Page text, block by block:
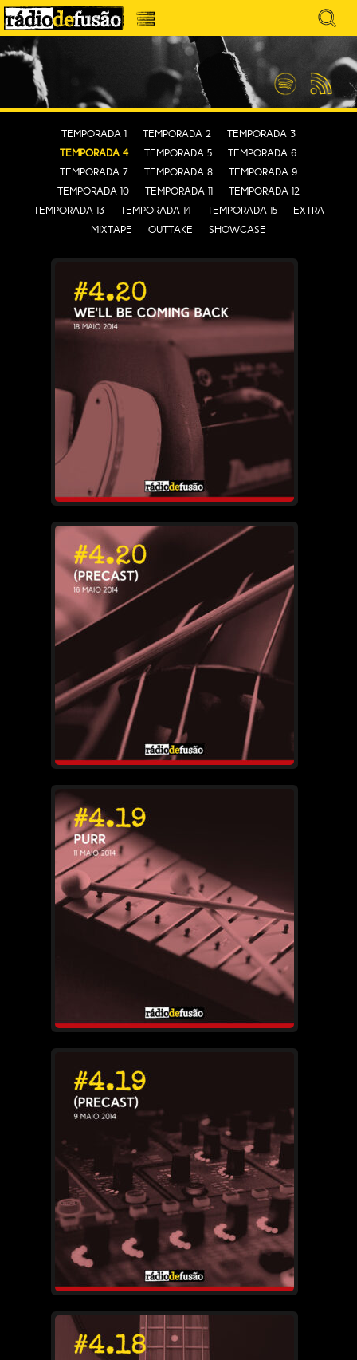
Avançar
para
conteúdo
Menu
Search
for:
RÁDIO DEFUSÃO
MÚSICA SEM PRECONCEITOS. CONVERSA
SEM PRETENSÕES.
Spotify Feed
RSS
Temporada 1 Temporada 2
Temporada 3
Temporada 4
Temporada 5
Temporada 6
Temporada 7
Temporada 8
Temporada 9
Temporada 10
Temporada 11
Temporada 12
Temporada 13
Temporada 14 Temporada 15
EXTRA
MIXTAPE
OUTTAKE SHOWCASE